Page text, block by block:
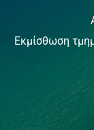
Εκμίσθωση